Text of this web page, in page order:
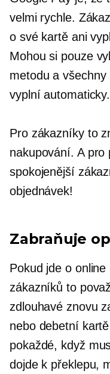
velmi rychle.
o své kartě ani
Mohou si pouze
metodu a
vyplní automaticky.
Pro zákazníky to
nakupování. A pro
spokojenější
objednávek!
Zabraňuje
Pokud jde o
zákazníků to
zdlouhavé znovu
nebo debetní
pokaždé, když
dojde k překlepu,